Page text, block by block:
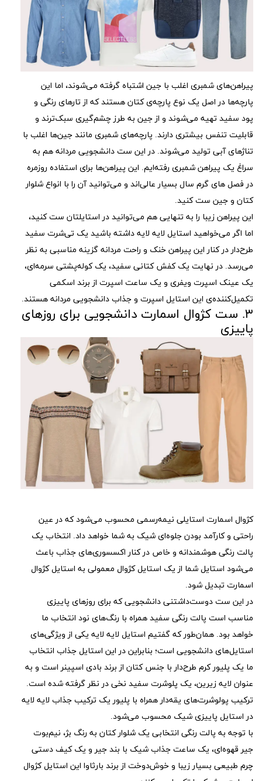
پیراهن‌های شمبری اغلب با جین اشتباه گرفته می‌شوند، اما این
پارچه‌ها در اصل یک نوع پارچه‌ی کتان هستند که از تارهای رنگی و
پود سفید تهیه می‌شوند و از جین به طرز چشم‌گیری سبک‌ترند و
قابلیت تنفس بیشتری دارند. پارچه‌های شمبری مانند جین‌ها اغلب با
تناژهای آبی تولید می‌شوند. در این ست دانشجویی مردانه هم به
سراغ یک پیراهن شمبری رفته‌ایم. این پیراهن‌ها برای استفاده روزمره
در فصل های گرم سال بسیار عالی‌اند و می‌‎توانید آن را با انواع شلوار
کتان و جین ست کنید.
این پیراهن زیبا را به تنهایی هم می‌توانید در استایلتان ست کنید،
اما اگر می‌خواهید استایل لایه لایه داشته باشید یک تی‌شرت سفید
طرح‌دار در کنار این پیراهن خنک و راحت مردانه گزینه مناسبی به نظر
می‌رسد. در نهایت یک کفش کتانی سفید، یک کوله‌پشتی سرمه‌ای،
یک عینک اسپرت ویفری و یک ساعت اسپرت از برند اسکمی
تکمیل‌کننده‌ی این استایل اسپرت و جذاب دانشجویی مردانه هستند.
۳. ست کژوال اسمارت دانشجویی برای روزهای
پاییزی
کژوال اسمارت استایلی نیمه‌رسمی محسوب می‌شود که در عین
راحتی و کارآمد بودن جلوه‌ای شیک به شما خواهد داد. انتخاب یک
پالت رنگی هوشمندانه و خاص در کنار اکسسوری‌های جذاب باعث
می‌شود استایل شما از یک استایل کژوال معمولی به استایل کژوال
اسمارت تبدیل شود.
در این ست دوست‌داشتنی دانشجویی که برای روزهای پاییزی
مناسب است پالت رنگی سفید همراه با رنگ‌های نود انتخاب ما
خواهد بود. همان‌طور که گفتیم استایل لایه لایه یکی از ویژگی‌های
استایل‌های دانشجویی است؛ بنابراین در این استایل جذاب انتخاب
ما یک پلیور کرم طرح‌دار با جنس کتان از برند بادی اسپینر است و به
عنوان لایه زیرین، یک پلوشرت سفید نخی در نظر گرفته شده است.
ترکیب پولوشرت‌های یقه‌دار همراه با پلیور یک ترکیب جذاب لایه لایه
در استایل پاییزی شیک محسوب می‌شود.
با توجه به پالت رنگی انتخابی یک شلوار کتان به رنگ بژ، نیم‌بوت
جیر قهوه‌ای، یک ساعت جذاب شیک با بند جیر و یک کیف دستی
چرم طبیعی بسیار زیبا و خوش‌دوخت از برند بارثاوا این استایل کژوال